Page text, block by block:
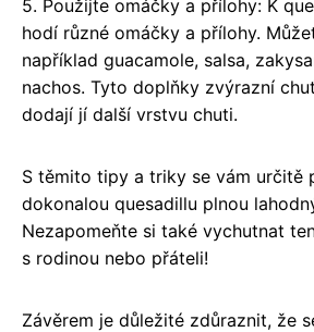
5. Použijte omáčky a přílohy: K
hodí různé omáčky a přílohy.
například guacamole, salsa,
nachos. Tyto doplňky zvýrazní
dodají jí další vrstvu chuti.
S těmito tipy a triky se vám určitě
dokonalou quesadillu plnou
Nezapomeňte si také vychutnat
s rodinou nebo přáteli!
Závěrem je důležité zdůraznit, že